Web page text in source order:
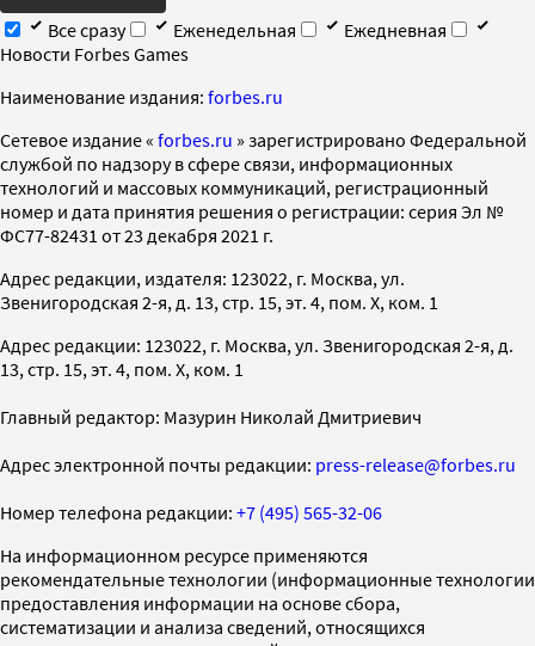
Все сразу
Еженедельная
Ежедневная
Новости Forbes Games
Наименование издания: forbes.ru
Cетевое издание « forbes.ru » зарегистрировано Федеральной
службой по надзору в сфере связи, информационных
технологий и массовых коммуникаций, регистрационный
номер и дата принятия решения о регистрации: серия Эл №
ФС77-82431 от 23 декабря 2021 г.
Адрес редакции, издателя: 123022, г. Москва, ул.
Звенигородская 2-я, д. 13, стр. 15, эт. 4, пом. X, ком. 1
Адрес редакции: 123022, г. Москва, ул. Звенигородская 2-я, д.
13, стр. 15, эт. 4, пом. X, ком. 1
Главный редактор: Мазурин Николай Дмитриевич
Адрес электронной почты редакции: press-release@forbes.ru
Номер телефона редакции: +7 (495) 565-32-06
На информационном ресурсе применяются
рекомендательные технологии (информационные технологии
предоставления информации на основе сбора,
систематизации и анализа сведений, относящихся